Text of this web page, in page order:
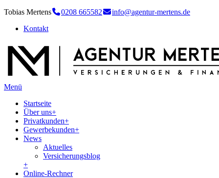
Tobias Mertens 0208 665582
info@agentur-mertens.de
Kontakt
Menü
Startseite
Über uns+
Privatkunden+
Gewerbekunden+
News
Aktuelles
Versicherungsblog
+
Online-Rechner